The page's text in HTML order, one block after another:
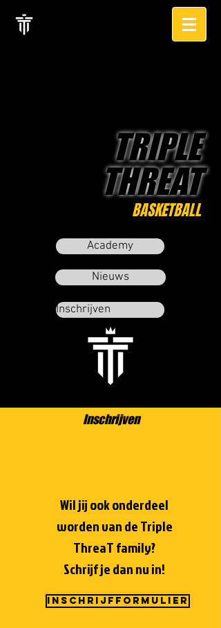
TRIPLE
THREAT
BASKETBALL
Academy
Nieuws
Inschrijven
Inschrijven
Wil jij ook onderdeel
worden van de Triple
ThreaT family?
Schrijf je dan nu in!
INSCHRIJFFORMULIER